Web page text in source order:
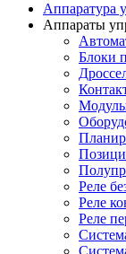
Аппаратура
Аппараты
Блоки
Реле
Реле
Реле